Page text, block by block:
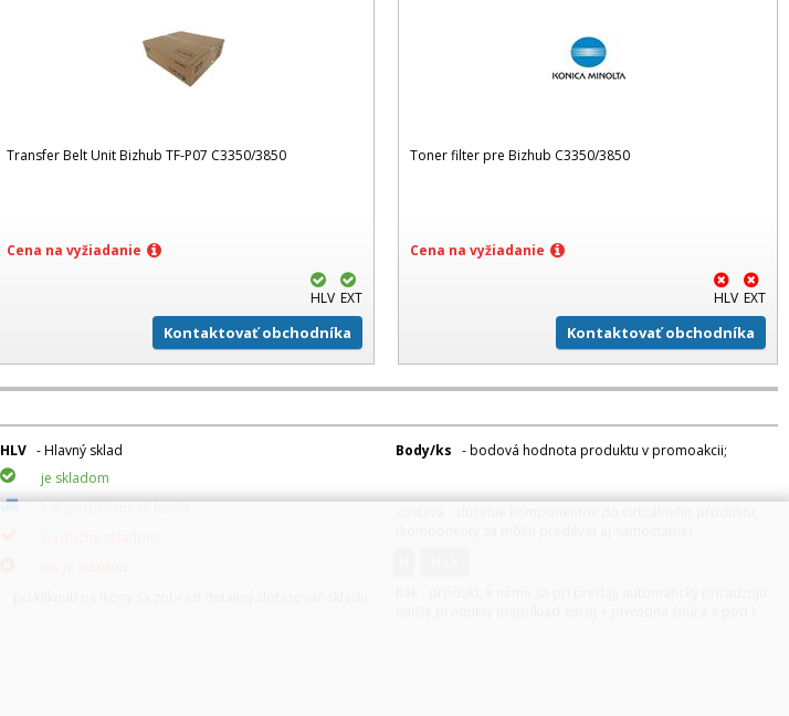
Transfer Belt Unit Bizhub TF-P07 C3350/3850
Cena na vyžiadanie
HLV EXT
Kontaktovať obchodníka
Toner filter pre Bizhub C3350/3850
Cena na vyžiadanie
HLV EXT
Kontaktovať obchodníka
HLV - Hlavný sklad
je skladom
k dispozícii do 48 hodin
Body/ks - bodová hodnota produktu v promoakcii;